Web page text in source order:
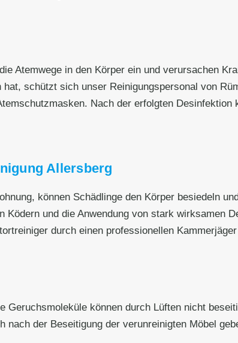
Atemwege in den Körper ein und verursachen
schützt sich unser Reinigungspersonal von
Nach der erfolgten Desinfektion
Allersberg
können Schädlinge den Körper besiedeln
und die Anwendung von stark wirksamen
durch einen professionellen
Geruchsmoleküle können durch Lüften nicht
der Beseitigung der verunreinigten Möbel